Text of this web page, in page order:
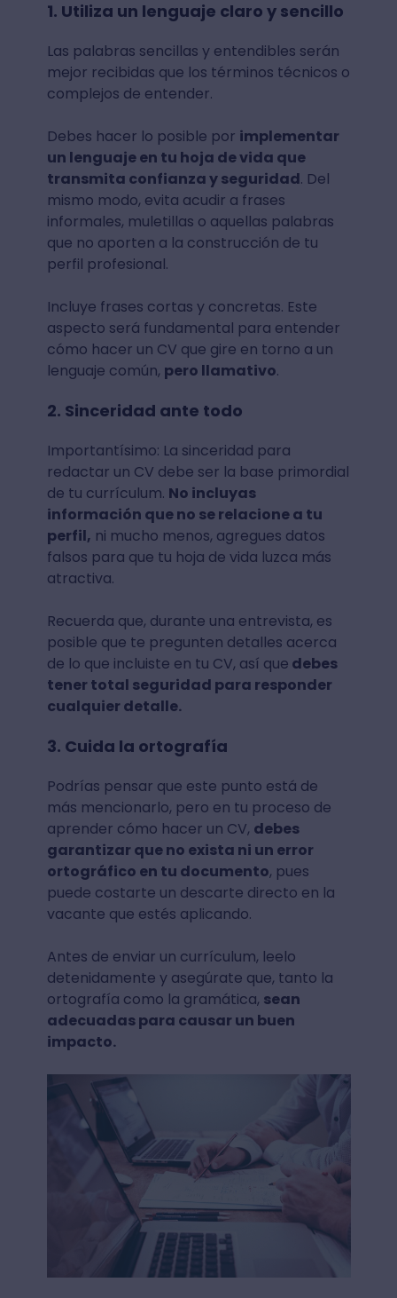
1. Utiliza un lenguaje claro y sencillo
Las palabras sencillas y entendibles serán
mejor recibidas que los términos técnicos o
complejos de entender.
Debes hacer lo posible por implementar
un lenguaje en tu hoja de vida que
transmita confianza y seguridad. Del
mismo modo, evita acudir a frases
informales, muletillas o aquellas palabras
que no aporten a la construcción de tu
perfil profesional.
Incluye frases cortas y concretas. Este
aspecto será fundamental para entender
cómo hacer un CV que gire en torno a un
lenguaje común, pero llamativo.
2. Sinceridad ante todo
Importantísimo: La sinceridad para
redactar un CV debe ser la base primordial
de tu currículum. No incluyas
información que no se relacione a tu
perfil, ni mucho menos, agregues datos
falsos para que tu hoja de vida luzca más
atractiva.
Recuerda que, durante una entrevista, es
posible que te pregunten detalles acerca
de lo que incluiste en tu CV, así que debes
tener total seguridad para responder
cualquier detalle.
3. Cuida la ortografía
Podrías pensar que este punto está de
más mencionarlo, pero en tu proceso de
aprender cómo hacer un CV, debes
garantizar que no exista ni un error
ortográfico en tu documento, pues
puede costarte un descarte directo en la
vacante que estés aplicando.
Antes de enviar un currículum, leelo
detenidamente y asegúrate que, tanto la
ortografía como la gramática, sean
adecuadas para causar un buen
impacto.